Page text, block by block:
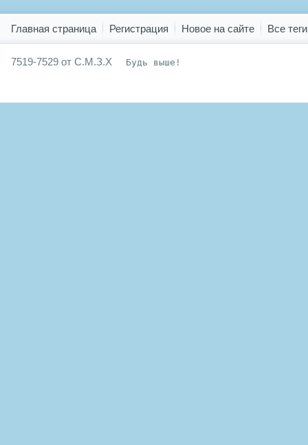
Главная страница Регистрация Новое на сайте Все теги
7519-7529 от С.М.З.Х Будь выше!